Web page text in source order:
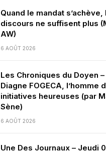
Quand le mandat s’achève,
discours ne suffisent plus
AW)
6 AOÛT 2026
Les Chroniques du Doyen
Diagne FOGECA, l’homme
initiatives heureuses (par
Sène)
6 AOÛT 2026
Une Des Journaux – Jeudi